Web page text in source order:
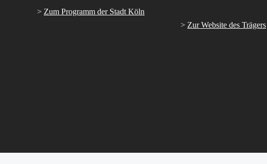
> Zum Programm der Stadt Köln
> Zur Website des Trägers